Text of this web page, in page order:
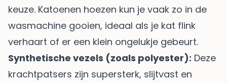
keuze. Katoenen hoezen kun je vaak zo in de
wasmachine gooien, ideaal als je kat flink
verhaart of er een klein ongelukje gebeurt.
Synthetische vezels (zoals polyester): Deze
krachtpatsers zijn supersterk, slijtvast en